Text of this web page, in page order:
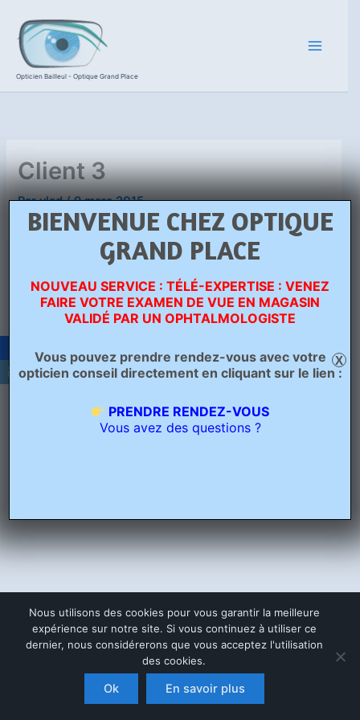
contenu
Opticien Bailleul - Optique Grand Place
Client 3
Parvlad/9 mars 2015
PRÉCÉDENT
Copyright © 2026 Opticien Bailleul - Optique Grand Place | Crée
par
Ascension Digitale
BIENVENUE CHEZ OPTIQUE
GRAND PLACE
NOUVEAU SERVICE : TÉLÉ-EXPERTISE : VENEZ
FAIRE VOTRE EXAMEN DE VUE EN MAGASIN
VALIDÉ PAR UN OPHTALMOLOGISTE
Vous pouvez prendre rendez-vous avec votre
opticien conseil directement en cliquant sur le lien :
PRENDRE RENDEZ-VOUS
Vous avez des questions ?
X
Nous utilisons des cookies pour vous garantir la meilleure
expérience sur notre site. Si vous continuez à utiliser ce
dernier, nous considérerons que vous acceptez l'utilisation
des cookies.
Ok En savoir plus